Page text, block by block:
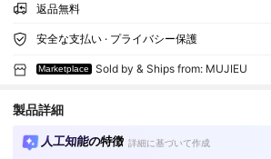
返品無料
安全な支払い · プライバシー保護
Marketplace Sold by & Ships from: MUJIEU
製品詳細
人工知能の特徴 詳細に基づいて作成